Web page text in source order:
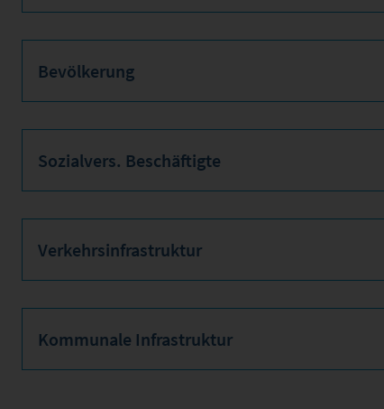
Bevölkerung
Sozialvers. Beschäftigte
Verkehrsinfrastruktur
Kommunale Infrastruktur